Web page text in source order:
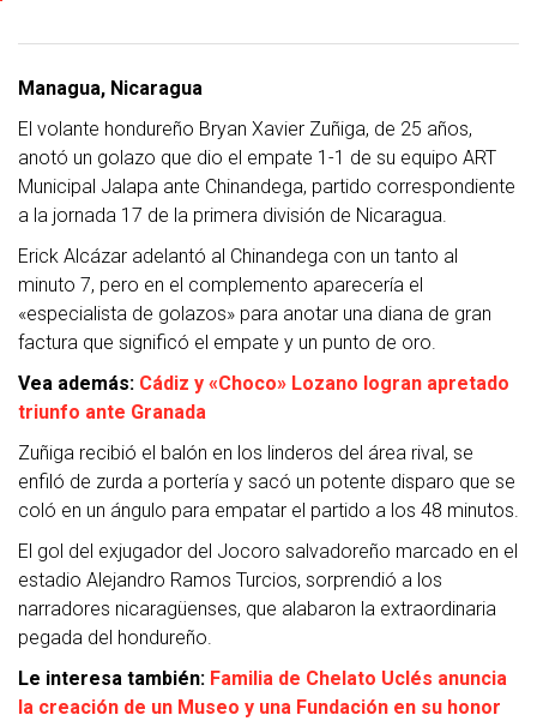
Managua, Nicaragua
El volante hondureño Bryan Xavier Zuñiga, de 25 años,
anotó un golazo que dio el empate 1-1 de su equipo ART
Municipal Jalapa ante Chinandega, partido correspondiente
a la jornada 17 de la primera división de Nicaragua.
Erick Alcázar adelantó al Chinandega con un tanto al
minuto 7, pero en el complemento aparecería el
«especialista de golazos» para anotar una diana de gran
factura que significó el empate y un punto de oro.
Vea además: Cádiz y «Choco» Lozano logran apretado
triunfo ante Granada
Zuñiga recibió el balón en los linderos del área rival, se
enfiló de zurda a portería y sacó un potente disparo que se
coló en un ángulo para empatar el partido a los 48 minutos.
El gol del exjugador del Jocoro salvadoreño marcado en el
estadio Alejandro Ramos Turcios, sorprendió a los
narradores nicaragüenses, que alabaron la extraordinaria
pegada del hondureño.
Le interesa también: Familia de Chelato Uclés anuncia
la creación de un Museo y una Fundación en su honor